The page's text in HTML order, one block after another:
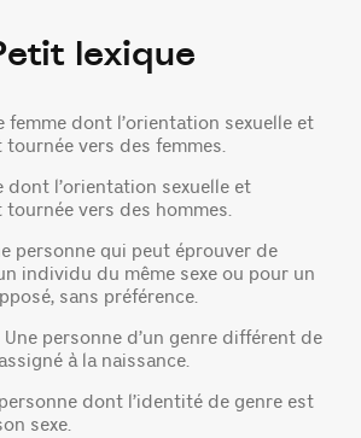
lexique
femme dont l’orientation sexuelle et
vers des femmes.
dont l’orientation sexuelle et
vers des hommes.
personne qui peut éprouver de
individu du même sexe ou pour un
sans préférence.
Une personne d’un genre différent de
à la naissance.
dont l’identité de genre est
sexe.